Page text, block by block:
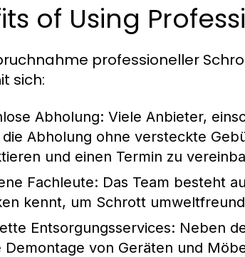
of Using
professioneller
sich:
Abholung: Viele Anbieter,
Abholung ohne versteckte
und einen Termin zu
Fachleute: Das Team besteht
kennt, um Schrott
Entsorgungsservices: Neben
Demontage von Geräten und